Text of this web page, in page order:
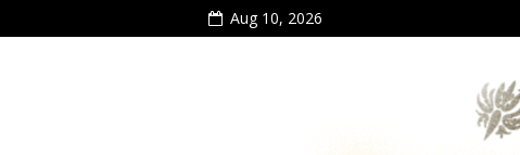
Aug 10, 2026